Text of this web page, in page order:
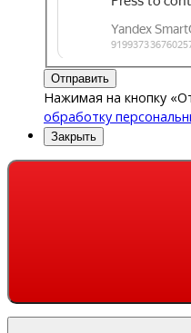
Отправить
Нажимая на кнопку
обработку
Закрыть